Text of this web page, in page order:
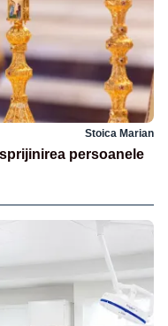
Stoica Marian
persoanele